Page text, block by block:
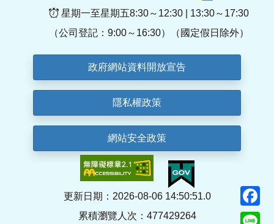
星期一至星期五8:30～12:30 | 13:30～17:30
（公司登記：9:00～16:30）（國定假日除外）
政府網站資料開放宣告
隱私權政策
網站安全政策
更新日期：2026-08-06 14:50:51.0
累積瀏覽人次：477429264